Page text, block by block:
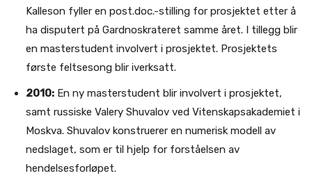
Kalleson fyller en post.doc.-stilling for prosjektet etter å
ha disputert på Gardnoskrateret samme året. I tillegg blir
en masterstudent involvert i prosjektet. Prosjektets
første feltsesong blir iverksatt.
2010: En ny masterstudent blir involvert i prosjektet,
samt russiske Valery Shuvalov ved Vitenskapsakademiet i
Moskva. Shuvalov konstruerer en numerisk modell av
nedslaget, som er til hjelp for forståelsen av
hendelsesforløpet.